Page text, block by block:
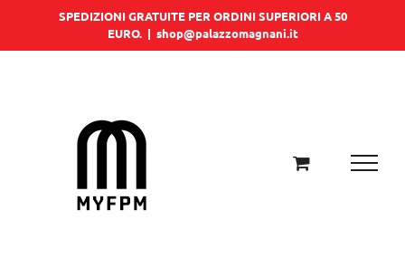
SPEDIZIONI GRATUITE PER ORDINI SUPERIORI A 50
EURO. | shop@palazzomagnani.it